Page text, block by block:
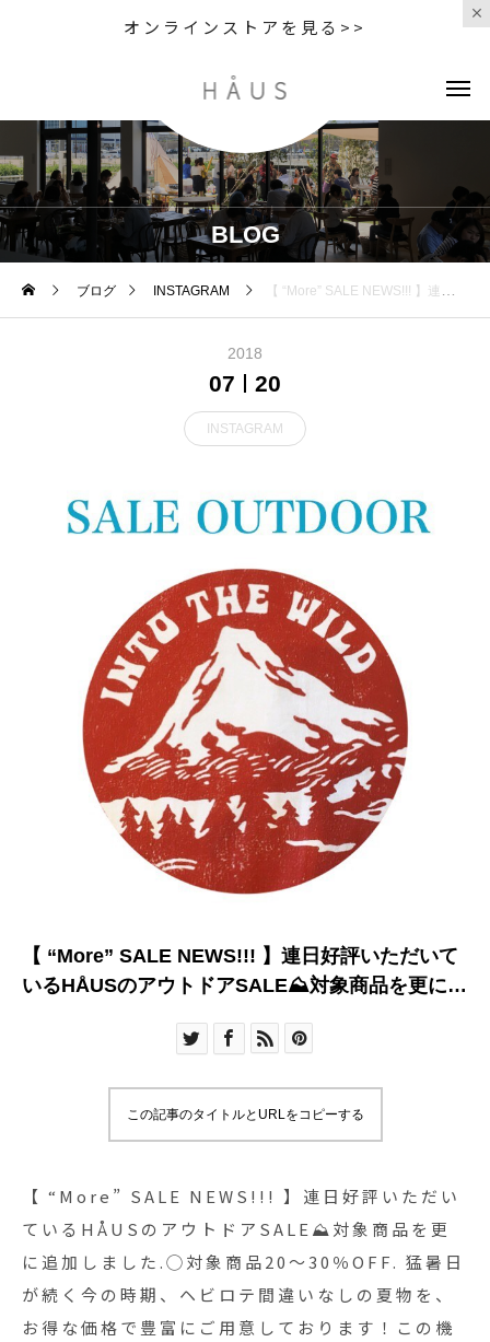
オンラインストアを見る>>
BLOG
ブログ INSTAGRAM 【 “More” SALE NEWS!!! 】連日好評いただいているHÅUSのアウトドアSALE⛰対象商品を更に追加しました.◯対象商品20〜30％OFF. 猛暑日が続く今の時期、ヘビロテ間違いなしの夏物を、お得な価格で豊富にご用意しております！この機会をどうぞお見逃しなく！ぜひ遊びにお越し下さいませ︎(除外商品がございます、ご了承下さい).《 HÅUS shop営業時間 》11:00〜20:00TEL : 0852-61-5885.#sale#summersale#outdoor#アウトドア#haus #haus_matsue #hausmatsue #松江カフェ #島根カフェ #松江 #島根 #山陰
2018
07 20
INSTAGRAM
【 “More” SALE NEWS!!! 】連日好評いただいて
いるHÅUSのアウトドアSALE⛰対象商品を更に追
く今の時期、ヘビロテ間違いなしの夏物を、お得
どうぞお見逃しなく！ぜひ遊びにお越し下さいま
61-5885.#sale#summersale#outdoor#アウトド
ア#haus #haus_matsue #hausmatsue #松江カフ
ェ #島根カフェ #松江 #島根 #山陰
この記事のタイトルとURLをコピーする
【 “More” SALE NEWS!!! 】連日好評いただい
ているHÅUSのアウトドアSALE⛰対象商品を更
に追加しました.◯対象商品20〜30％OFF. 猛暑日
が続く今の時期、ヘビロテ間違いなしの夏物を、
お得な価格で豊富にご用意しております！この機